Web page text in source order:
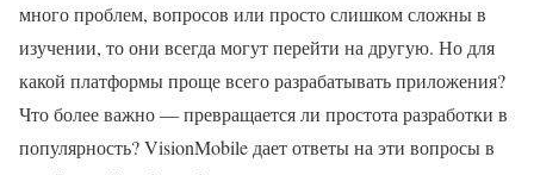
много проблем, вопросов или просто слишком сложны в
изучении, то они всегда могут перейти на другую. Но для
какой платформы проще всего разрабатывать приложения?
Что более важно — превращается ли простота разработки в
популярность? VisionMobile дает ответы на эти вопросы в